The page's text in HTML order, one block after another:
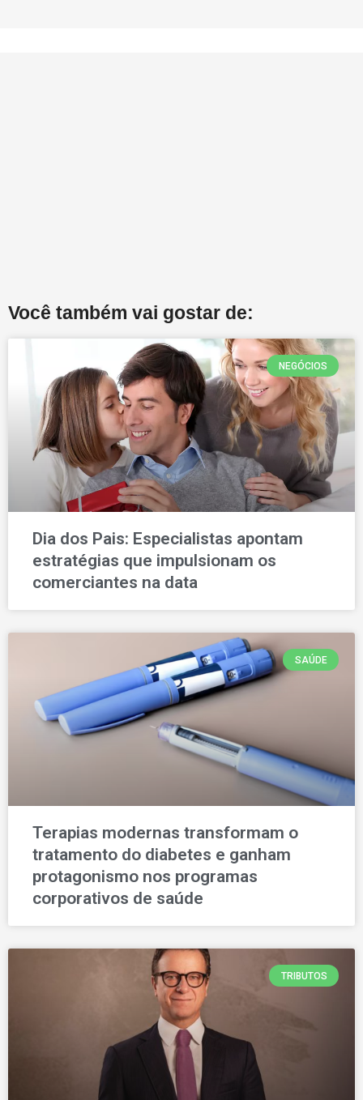
Você também vai gostar de:
NEGÓCIOS
Dia dos Pais: Especialistas apontam
estratégias que impulsionam os
comerciantes na data
SAÚDE
Terapias modernas transformam o
tratamento do diabetes e ganham
protagonismo nos programas
corporativos de saúde
TRIBUTOS